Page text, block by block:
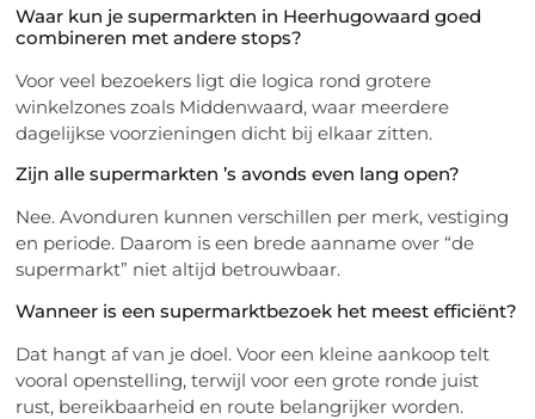
Waar kun je supermarkten in Heerhugowaard goed
combineren met andere stops?
Voor veel bezoekers ligt die logica rond grotere
winkelzones zoals Middenwaard, waar meerdere
dagelijkse voorzieningen dicht bij elkaar zitten.
Zijn alle supermarkten ’s avonds even lang open?
Nee. Avonduren kunnen verschillen per merk, vestiging
en periode. Daarom is een brede aanname over “de
supermarkt” niet altijd betrouwbaar.
Wanneer is een supermarktbezoek het meest efficiënt?
Dat hangt af van je doel. Voor een kleine aankoop telt
vooral openstelling, terwijl voor een grote ronde juist
rust, bereikbaarheid en route belangrijker worden.